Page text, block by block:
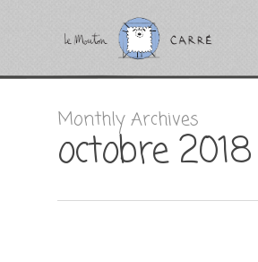
Monthly Archives
octobre 2018